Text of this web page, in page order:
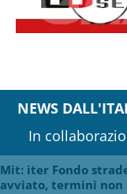
NEWS
In
Mit: iter Fondo
avviato, termini non